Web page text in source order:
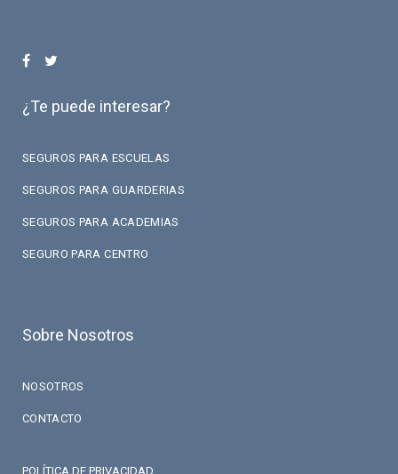
¿Te puede interesar?
SEGUROS PARA ESCUELAS
SEGUROS PARA GUARDERIAS
SEGUROS PARA ACADEMIAS
SEGURO PARA CENTRO
Sobre Nosotros
NOSOTROS
CONTACTO
POLÍTICA DE PRIVACIDAD